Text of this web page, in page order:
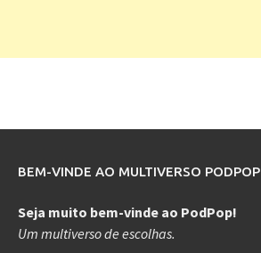
BEM-VINDE AO MULTIVERSO PODPOP
Seja muito bem-vinde ao PodPop!
Um multiverso de escolhas.